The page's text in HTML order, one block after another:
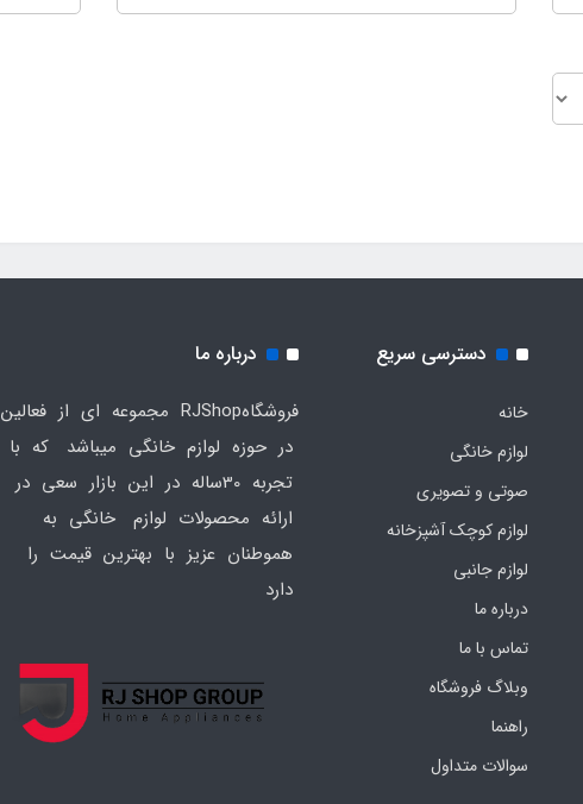
دسترسی سریع
خانه
لوازم خانگی
صوتی و تصویری
لوازم کوچک آشپزخانه
لوازم جانبی
درباره ما
تماس با ما
وبلاگ فروشگاه
راهنما
سوالات متداول
درباره ما
فروشگاهRJShop مجموعه ای از فعالین
در حوزه لوازم خانگی میباشد که با
تجربه 30ساله در این بازار سعی در
ارائه محصولات لوازم خانگی به
هموطنان عزیز با بهترین قیمت را
دارد